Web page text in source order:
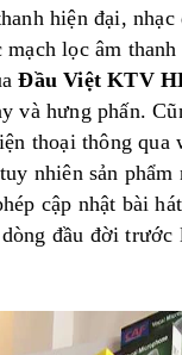
hiện đại,
mạch lọc âm
Đầu Việt KTV
và hưng phấn.
thoại thông qua
nhiên sản
cập nhật bài
đầu đời trước